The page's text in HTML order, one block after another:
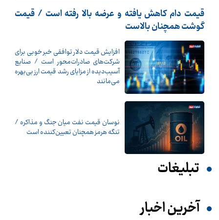
قیمت دام کاهش یافته و عرضه بالا رفته است / قیمت
گوشت همچنان بالاست
افزایش قیمت دلار توافقی خبر خوبی برای
شرکت‌های صادرات‌محور است / صنایع
آسیب‌دیده از مزایای رشد قیمت ارز بی‌بهره
می‌مانند
نوسان قیمت نفت میان جنگ و مذاکره /
تنگه هرمز همچنان تعیین‌کننده است
تبلیغات
آخرین اخبار